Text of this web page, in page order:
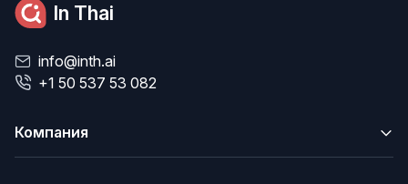
In Thai
info@inth.ai
+1 50 537 53 082
Компания